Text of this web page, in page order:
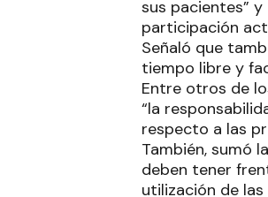
sus pacientes”
participación
Señaló que
tiempo libre y
Entre otros de
“la
respecto a las
También, sumó
deben tener
utilización de